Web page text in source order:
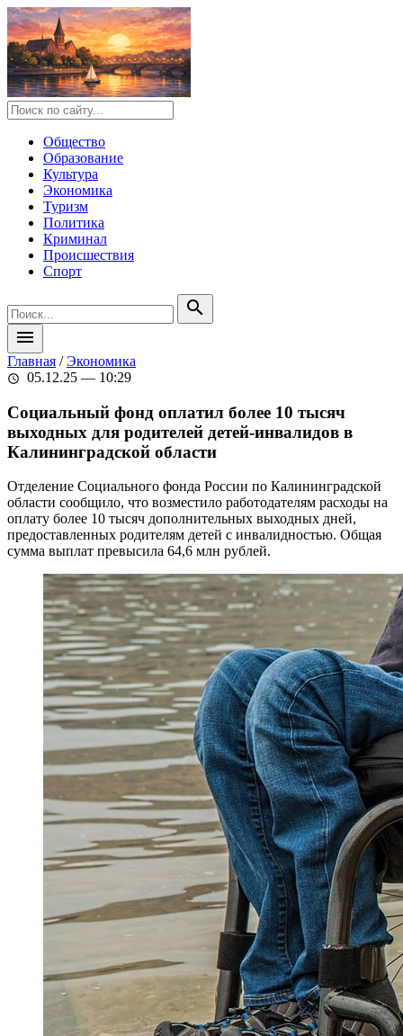
Общество
Образование
Культура
Экономика
Туризм
Политика
Криминал
Происшествия
Спорт
search
menu
Главная /Экономика
schedule 05.12.25 — 10:29
Социальный фонд оплатил более 10 тысяч
выходных для родителей детей-инвалидов в
Калининградской области
Отделение Социального фонда России по Калининградской
области сообщило, что возместило работодателям расходы на
оплату более 10 тысяч дополнительных выходных дней,
предоставленных родителям детей с инвалидностью. Общая
сумма выплат превысила 64,6 млн рублей.